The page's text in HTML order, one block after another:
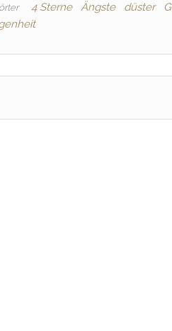
4 Sterne Ängste düster